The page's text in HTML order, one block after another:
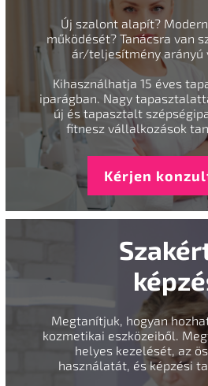
Új szalont alapít?
működését? Tanácsra van
ár/teljesítmény arányú
Kihasználhatja 15 éves
iparágban. Nagy
új és tapasztalt
fitnesz vállalkozások
Kérjen
Megtanítjuk, hogyan
kozmetikai eszközeiből.
helyes kezelését, az
használatát, és képzési